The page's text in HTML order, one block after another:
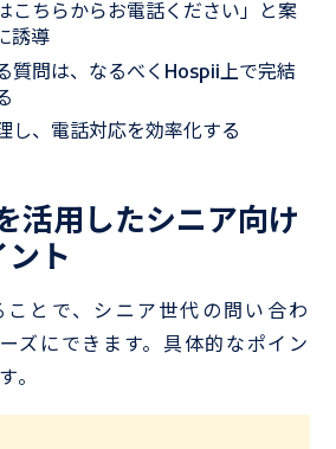
こちらからお電話ください」と案
誘導
質問は、なるべくHospii上で完結
し、電話対応を効率化する
活用したシニア向け
ト
とで、シニア世代の問い合わ
ズにできます。具体的なポイン
。